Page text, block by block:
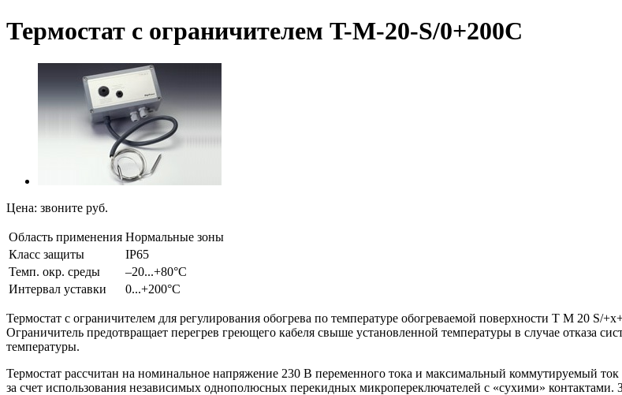
Термостат с ограничителем T-M-20-S/0+200C
Цена: звоните руб.
Область применения Нормальные зоны
Класс защиты
IP65
Темп. окр. среды
–20...+80°C
Интервал уставки
0...+200°C
Термостат с ограничителем для регулирования обогрева по температуре обогреваемой поверхности T M 20 S/
Ограничитель предотвращает перегрев греющего кабеля свыше установленной температуры в случае отказа
температуры.
Термостат рассчитан на номинальное напряжение 230 В переменного тока и максимальный коммутируемый
за счет использования независимых однополюсных перекидных микропереключателей с «сухими» контактами.